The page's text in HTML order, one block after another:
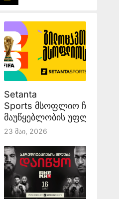
Setanta
Sports მსოფლიო
მაუწყებლობის უფლებას
23 Მაი, 2026